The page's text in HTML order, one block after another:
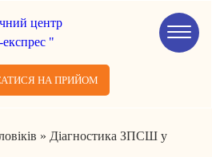
НА ПРИЙОМ
» Діагностика ЗПСШ у